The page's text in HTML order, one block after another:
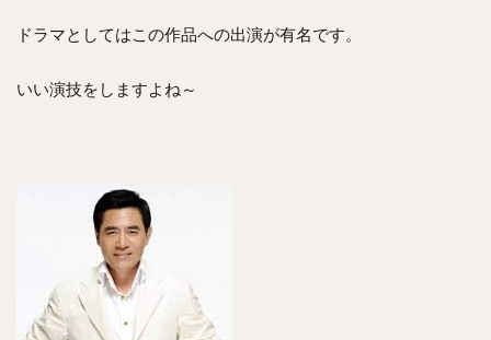
ドラマとしてはこの作品への出演が有名です。
いい演技をしますよね～